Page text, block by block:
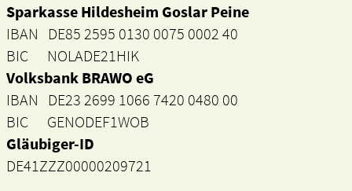
Sparkasse Hildesheim Goslar Peine
IBAN DE85 2595 0130 0075 0002 40
BIC NOLADE21HIK
Volksbank BRAWO eG
IBAN DE23 2699 1066 7420 0480 00
BIC GENODEF1WOB
Gläubiger-ID
DE41ZZZ00000209721